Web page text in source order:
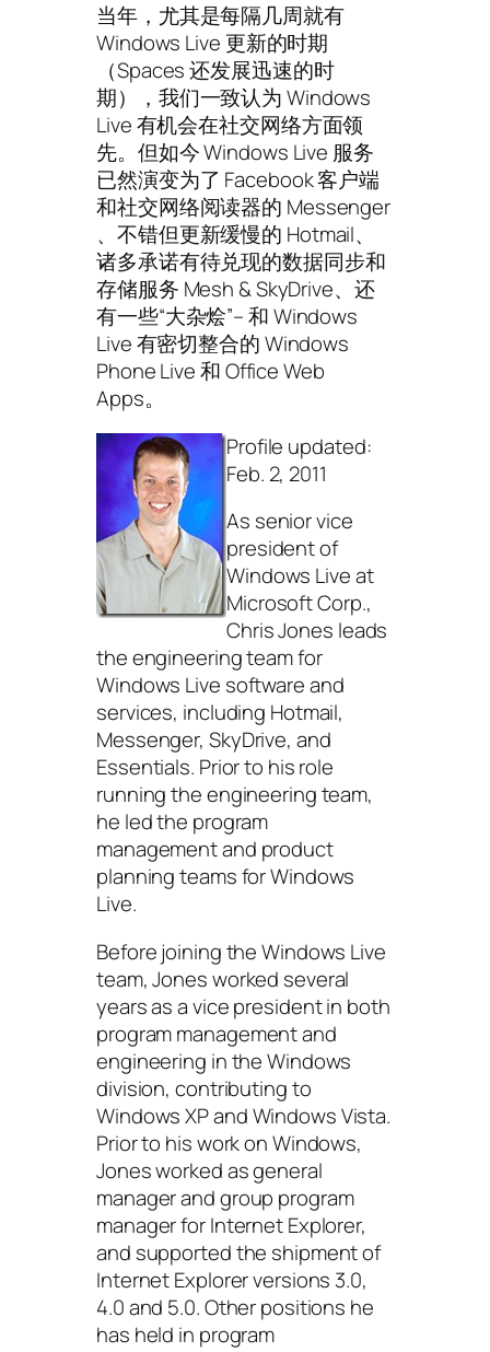
当年，尤其是每隔几周就有
Windows Live 更新的时期
（Spaces 还发展迅速的时
期），我们一致认为 Windows
Live 有机会在社交网络方面领
先。但如今 Windows Live 服务
已然演变为了 Facebook 客户端
和社交网络阅读器的 Messenger
、不错但更新缓慢的 Hotmail、
诸多承诺有待兑现的数据同步和
存储服务 Mesh & SkyDrive、还
有一些“大杂烩”– 和 Windows
Live 有密切整合的 Windows
Phone Live 和 Office Web
Apps。
Profile updated:
Feb. 2, 2011
As senior vice
president of
Windows Live at
Microsoft Corp.,
Chris Jones leads
the engineering team for
Windows Live software and
services, including Hotmail,
Messenger, SkyDrive, and
Essentials. Prior to his role
running the engineering team,
he led the program
management and product
planning teams for Windows
Live.
Before joining the Windows Live
team, Jones worked several
years as a vice president in both
program management and
engineering in the Windows
division, contributing to
Windows XP and Windows Vista.
Prior to his work on Windows,
Jones worked as general
manager and group program
manager for Internet Explorer,
and supported the shipment of
Internet Explorer versions 3.0,
4.0 and 5.0. Other positions he
has held in program